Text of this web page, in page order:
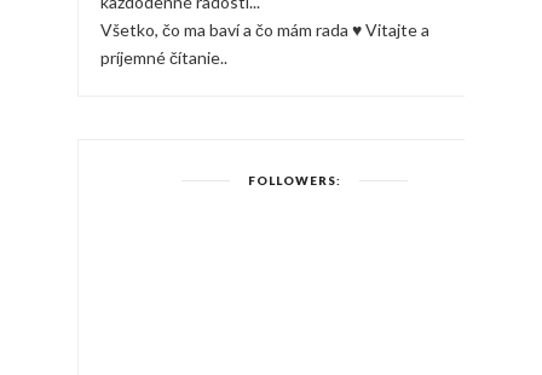
Všetko, čo ma baví a čo mám rada ♥ Vitajte a
príjemné čítanie..
FOLLOWERS: